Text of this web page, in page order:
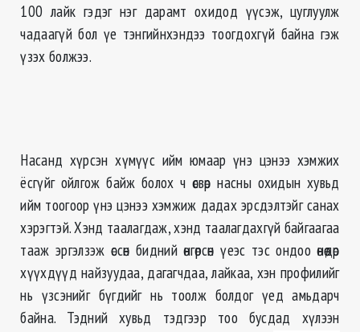
100 лайк гэдэг нэг дарамт охидод үүсэж, цуглуулж
чадаагүй бол үе тэнгийнхэндээ тоогдохгүй байна гэж
үзэх болжээ.
Насанд хүрсэн хүмүүс ийм юмаар үнэ цэнээ хэмжих
ёсгүйг ойлгож байж болох ч өсвөр насны охидын хувьд
ийм тоогоор үнэ цэнээ хэмжиж дадах эрсдэлтэйг санах
хэрэгтэй. Хэнд таалагдаж, хэнд таалагдахгүй байгаагаа
тааж эргэлзэж өссөн бидний өнгөрсөн үеэс тэс ондоо өнөөдөр
хүүхдүүд найзуудаа, дагагчдаа, лайкаа, хэн профилийг
нь үзсэнийг бүгдийг нь тоолж болдог үед амьдарч
байна. Тэдний хувьд тэдгээр тоо бусдад хүлээн